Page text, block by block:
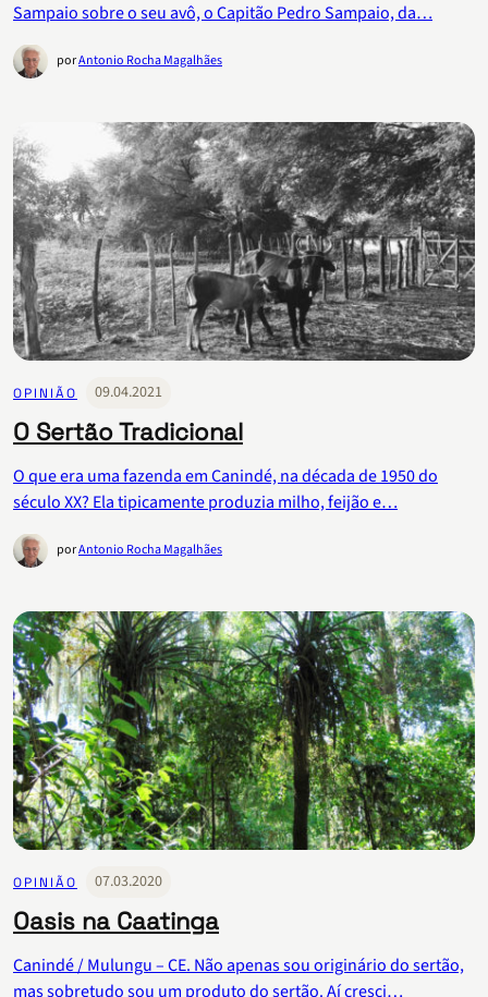
Sampaio sobre o seu avô, o Capitão Pedro Sampaio, da…
porAntonio Rocha Magalhães
OPINIÃO 09.04.2021
O Sertão Tradicional
O que era uma fazenda em Canindé, na década de 1950 do
século XX? Ela tipicamente produzia milho, feijão e…
porAntonio Rocha Magalhães
OPINIÃO 07.03.2020
Oasis na Caatinga
Canindé / Mulungu – CE. Não apenas sou originário do sertão,
mas sobretudo sou um produto do sertão. Aí cresci…